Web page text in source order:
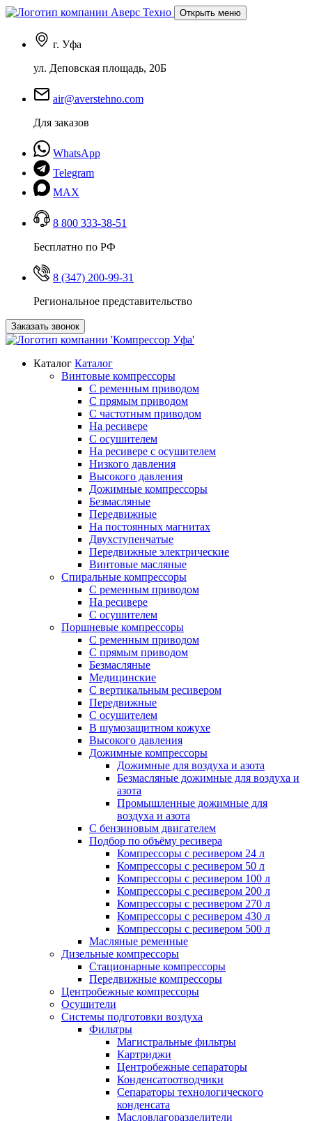
Открыть меню
г. Уфа
ул. Деповская площадь, 20Б
air@averstehno.com
Для заказов
WhatsApp
Telegram
MAX
8 800 333-38-51
Бесплатно по РФ
8 (347) 200-99-31
Региональное представительство
Заказать звонок
Каталог Каталог
Винтовые компрессоры
С ременным приводом
С прямым приводом
С частотным приводом
На ресивере
С осушителем
На ресивере с осушителем
Низкого давления
Высокого давления
Дожимные компрессоры
Безмасляные
Передвижные
На постоянных магнитах
Двухступенчатые
Передвижные электрические
Винтовые масляные
Спиральные компрессоры
С ременным приводом
На ресивере
С осушителем
Поршневые компрессоры
С ременным приводом
С прямым приводом
Безмасляные
Медицинские
С вертикальным ресивером
Передвижные
С осушителем
В шумозащитном кожухе
Высокого давления
Дожимные компрессоры
Дожимные для воздуха и азота
Безмасляные дожимные для воздуха и
азота
Промышленные дожимные для
воздуха и азота
С бензиновым двигателем
Подбор по объёму ресивера
Компрессоры с ресивером 24 л
Компрессоры с ресивером 50 л
Компрессоры с ресивером 100 л
Компрессоры с ресивером 200 л
Компрессоры с ресивером 270 л
Компрессоры с ресивером 430 л
Компрессоры с ресивером 500 л
Масляные ременные
Дизельные компрессоры
Стационарные компрессоры
Передвижные компрессоры
Центробежные компрессоры
Осушители
Системы подготовки воздуха
Фильтры
Магистральные фильтры
Картриджи
Центробежные сепараторы
Конденсатоотводчики
Сепараторы технологического
конденсата
Масловлагоразделители